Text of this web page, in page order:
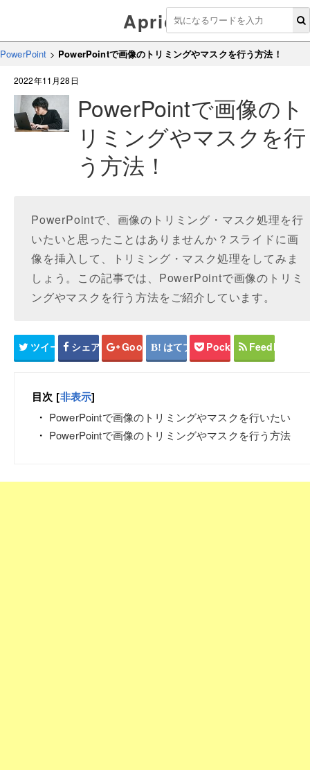
Aprico
PowerPoint > PowerPointで画像のトリミングやマスクを行う方法！
2022年11月28日
PowerPointで画像のト
リミングやマスクを行
う方法！
PowerPointで、画像のトリミング・マスク処理を行
いたいと思ったことはありませんか？スライドに画
像を挿入して、トリミング・マスク処理をしてみま
しょう。この記事では、PowerPointで画像のトリミ
ングやマスクを行う方法をご紹介しています。
ツイート シェア Google+ はてブ Pocket Feedly
目次 [非表示]
PowerPointで画像のトリミングやマスクを行いたい
PowerPointで画像のトリミングやマスクを行う方法